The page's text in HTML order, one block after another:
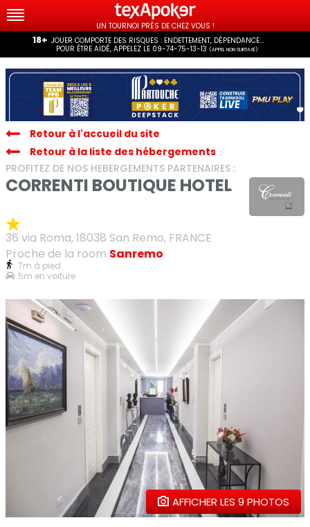
18+ JOUER COMPORTE DES RISQUES : ENDETTEMENT, DÉPENDANCE...
POUR ÊTRE AIDÉ, APPELEZ LE 09-74-75-13-13 (APPEL NON SURTAXÉ)
UN TOURNOI PRÈS DE CHEZ VOUS !
Retour à l'accueil du site
Retour à la liste des hébergements
PROFITEZ DE NOS HEBERGEMENTS PARTENAIRES :
CORRENTI BOUTIQUE HOTEL
36 via Roma, 18038 San Remo, FRANCE
Proche de la room Sanremo
7m à pied
5m en voiture
AFFICHER LES 9 PHOTOS